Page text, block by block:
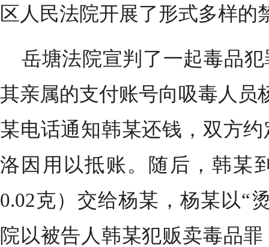
区人民法院开展了形式多样的
岳塘法院宣判了一起毒品
其亲属的支付账号向吸毒人员
某电话通知韩某还钱，双方
洛因用以抵账。随后，韩某
0.02克）交给杨某，杨某以“
院以被告人韩某犯贩卖毒品